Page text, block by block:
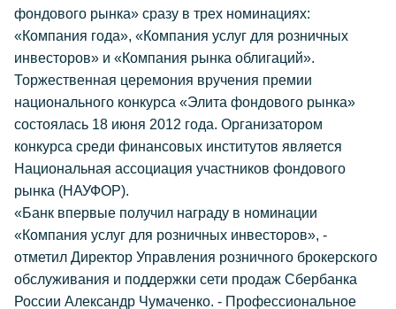
фондового рынка» сразу в трех номинациях:
«Компания года», «Компания услуг для розничных
инвесторов» и «Компания рынка облигаций».
Торжественная церемония вручения премии
национального конкурса «Элита фондового рынка»
состоялась 18 июня 2012 года. Организатором
конкурса среди финансовых институтов является
Национальная ассоциация участников фондового
рынка (НАУФОР).
«Банк впервые получил награду в номинации
«Компания услуг для розничных инвесторов», -
отметил Директор Управления розничного брокерского
обслуживания и поддержки сети продаж Сбербанка
России Александр Чумаченко. - Профессиональное